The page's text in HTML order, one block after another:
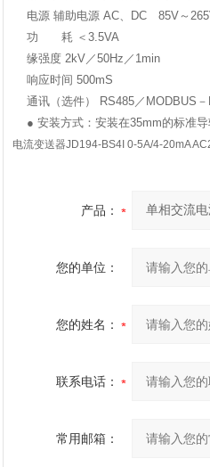
电源 辅助电源 AC、DC 85V～
功 耗 ＜3.5VA
缘强度 2kV／50Hz／1min
响应时间 500mS
通讯（选件） RS485／MODBUS
● 安装方式：安装在35mm的标准导
电流变送器JD194-BS4I 0-5A/4-20mA
产品：
您的单位：
您的姓名：
联系电话：
常用邮箱：